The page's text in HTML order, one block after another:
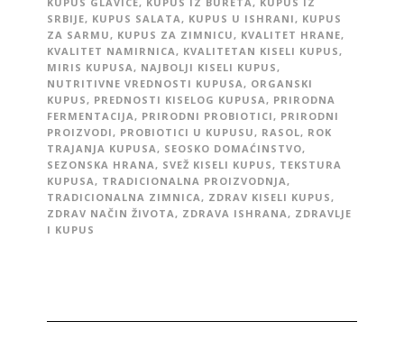
SRBIJE, KUPUS SALATA , KUPUS U ISHRANI , KUPUS
ZA SARMU , KUPUS ZA ZIMNICU , KVALITET HRANE,
KVALITET NAMIRNICA , KVALITETAN KISELI KUPUS ,
MIRIS KUPUSA , NAJBOLJI KISELI KUPUS ,
NUTRITIVNE VREDNOSTI KUPUSA , ORGANSKI
KUPUS , PREDNOSTI KISELOG KUPUSA , PRIRODNA
FERMENTACIJA , PRIRODNI PROBIOTICI , PRIRODNI
PROIZVODI , PROBIOTICI U KUPUSU , RASOL, ROK
TRAJANJA KUPUSA , SEOSKO DOMAĆINSTVO,
SEZONSKA HRANA , SVEŽ KISELI KUPUS , TEKSTURA
KUPUSA , TRADICIONALNA PROIZVODNJA ,
TRADICIONALNA ZIMNICA , ZDRAV KISELI KUPUS ,
ZDRAV NAČIN ŽIVOTA , ZDRAVA ISHRANA , ZDRAVLJE
I KUPUS